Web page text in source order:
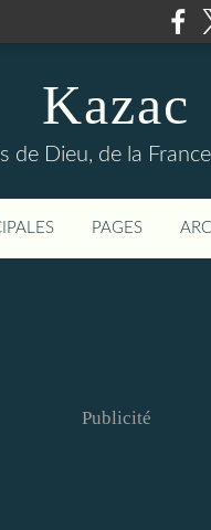
Kazac
de Dieu, de la
PAGES
Publicité